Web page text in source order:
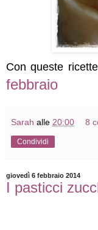
Con queste
febbraio
Sarah alle 20:00 8
Condividi
giovedì 6 febbraio 2014
I pasticci